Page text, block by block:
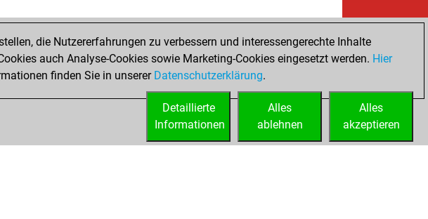
die Nutzererfahrungen zu verbessern und interessengerechte Inhalte
auch Analyse-Cookies sowie Marketing-Cookies eingesetzt werden. Hier
finden Sie in unserer Datenschutzerklärung.
Alles
akzeptieren
Alles
ablehnen
Detaillierte
Informationen